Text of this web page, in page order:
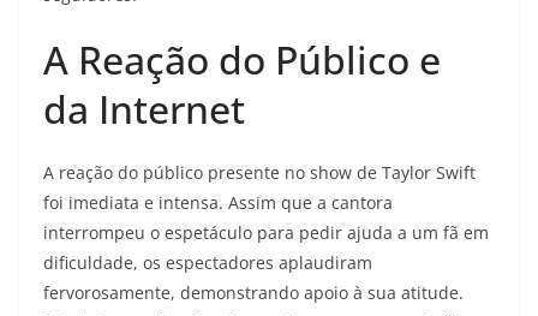
A Reação do Público e
da Internet
A reação do público presente no show de Taylor Swift
foi imediata e intensa. Assim que a cantora
interrompeu o espetáculo para pedir ajuda a um fã em
dificuldade, os espectadores aplaudiram
fervorosamente, demonstrando apoio à sua atitude.